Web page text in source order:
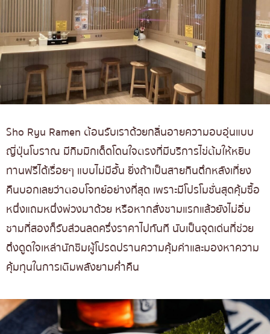
Sho Ryu Ramen ต้อนรับเราด้วยกลิ่นอายความอบอุ่นแบบ
ญี่ปุ่นโบราณ มีกิมมิกเด็ดโดนใจตรงที่มีบริการไข่ต้มให้หยิบ
ทานฟรีได้เรื่อยๆ แบบไม่มีอั้น ยิ่งถ้าเป็นสายกินดึกหลังเที่ยง
คืนบอกเลยว่าตอบโจทย์อย่างที่สุด เพราะมีโปรโมชั่นสุดคุ้มซื้อ
หนึ่งแถมหนึ่งพ่วงมาด้วย หรือหากสั่งชามแรกแล้วยังไม่อิ่ม
ชามที่สองก็รับส่วนลดครึ่งราคาไปทันที นับเป็นจุดเด่นที่ช่วย
ดึงดูดใจเหล่านักชิมผู้โปรดปรานความคุ้มค่าและมองหาความ
คุ้มทุนในการเติมพลังยามค่ำคืน